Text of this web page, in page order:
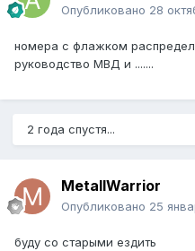
Опубликовано 28
номера с флажком
руководство МВД и .......
2 года спустя...
MetallWarrior
Опубликовано 25
буду со старыми ездить